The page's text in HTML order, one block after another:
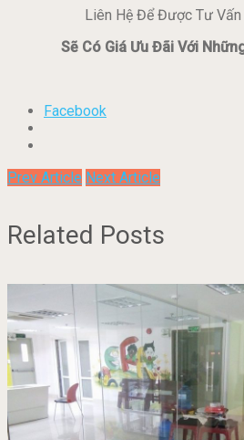
Liên Hệ Để Được Tư Vấn
Sẽ Có Giá Ưu Đãi Với
Facebook
Prev Article Next Article
Related Posts